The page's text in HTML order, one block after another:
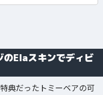
のElaスキンでディビ
典だったトミーベアの可